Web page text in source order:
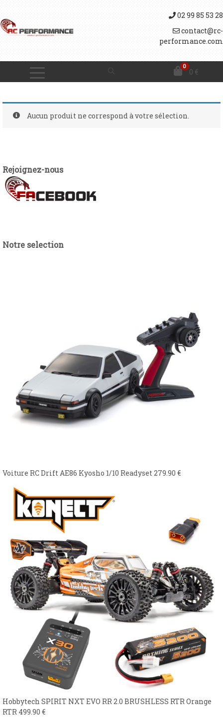
02 99 85 53 28
contact@rc-
performance.com
0
0 €
Aucun produit ne correspond à votre sélection.
Rejoignez-nous
Notre selection
Voiture RC Drift AE86 Kyosho 1/10 Readyset279.90 €
Hobbytech SPIRIT NXT EVO RR 2.0 BRUSHLESS RTR Orange
RTR 499.90 €